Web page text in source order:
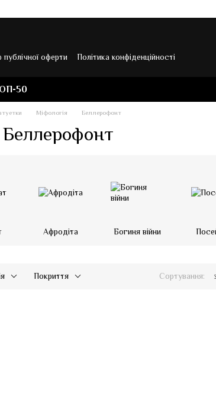
публічної оферти
Політика конфіденційності
50
Міфологія Беллерофонт
Афродіта Богиня війни
Покриття Сортування: